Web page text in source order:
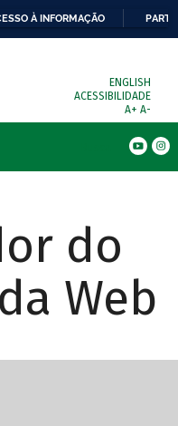
À INFORMAÇÃO
ENGLISH
ACESSIBILIDADE
A+ A-
do
Web